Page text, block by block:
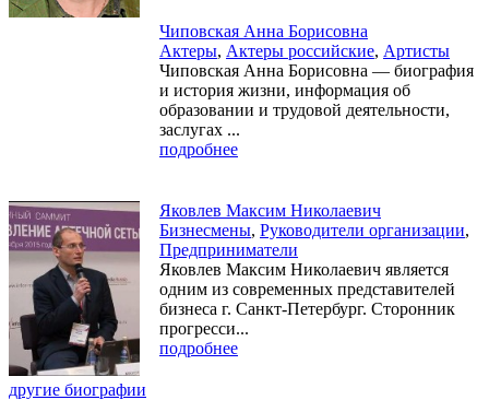
Чиповская Анна Борисовна
Актеры, Актеры российские, Артисты
Чиповская Анна Борисовна — биография
и история жизни, информация об
образовании и трудовой деятельности,
заслугах ...
подробнее
Яковлев Максим Николаевич
Бизнесмены, Руководители организации,
Предприниматели
Яковлев Максим Николаевич является
одним из современных представителей
бизнеса г. Санкт-Петербург. Сторонник
прогресси...
подробнее
другие биографии